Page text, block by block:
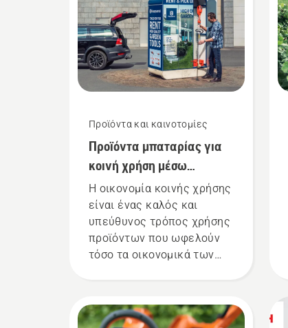
Προϊόντα και καινοτομίες
Προϊόντα μπαταρίας για
κοινή χρήση μέσω
ψηφιακών
εργαλειοθηκών
Η οικονομία κοινής χρήσης
είναι ένας καλός και
υπεύθυνος τρόπος χρήσης
προϊόντων που ωφελούν
τόσο τα οικονομικά των
Πιστεύουμε ότι αυτό το
μοντέλο είναι ιδανικό για